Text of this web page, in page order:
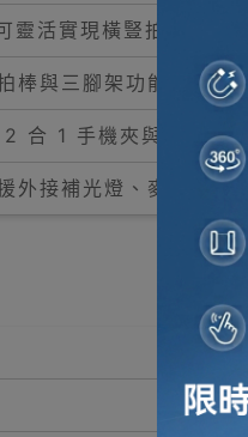
靈活實現橫豎拍切換與
棒與三腳架功能於一體
合 1 手機夾與 1/4 吋
外接補光燈、麥克風等